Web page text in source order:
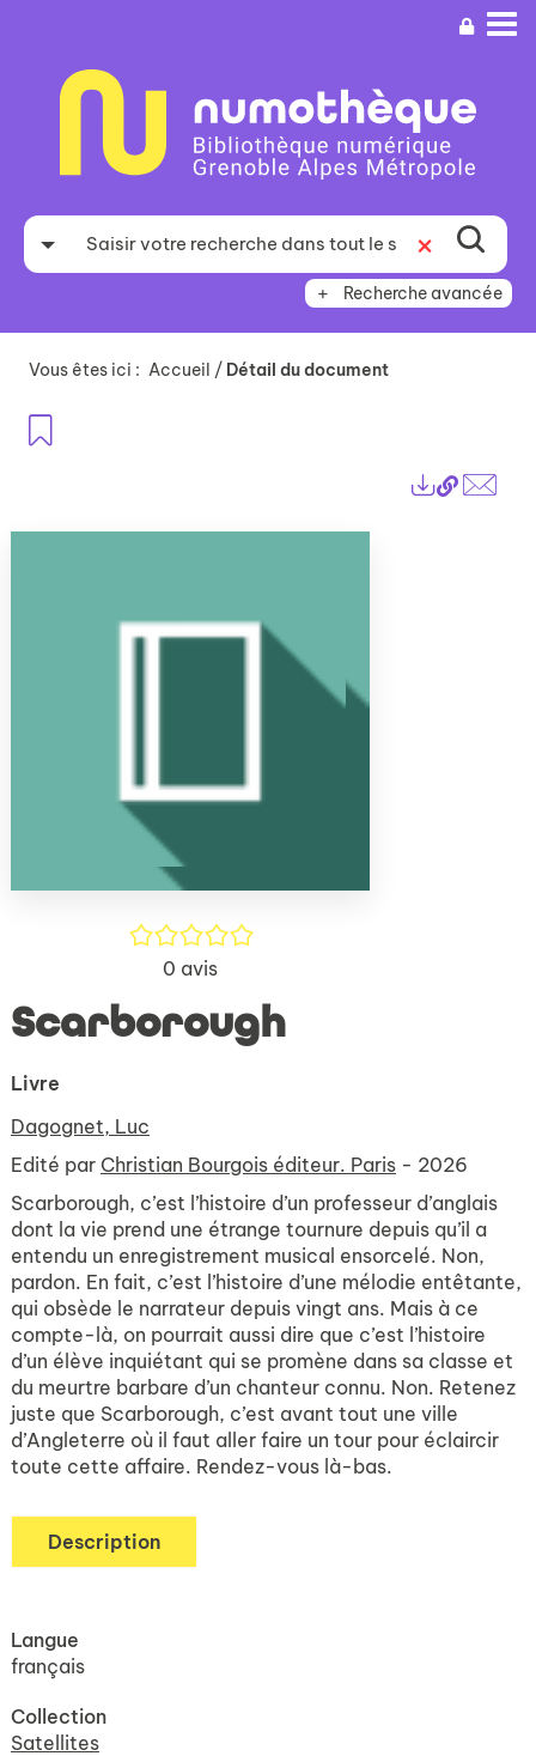
recherche
Recherche avancée
Vous êtes ici : Accueil / Détail du document
Lien
/5
0 avis
Scarborough
Livre
Dagognet, Luc
Edité par Christian Bourgois éditeur. Paris - 2026
Scarborough, c’est l’histoire d’un professeur d’anglais
dont la vie prend une étrange tournure depuis qu’il a
entendu un enregistrement musical ensorcelé. Non,
pardon. En fait, c’est l’histoire d’une mélodie entêtante,
qui obsède le narrateur depuis vingt ans. Mais à ce
compte-là, on pourrait aussi dire que c’est l’histoire
d’un élève inquiétant qui se promène dans sa classe et
du meurtre barbare d’un chanteur connu. Non. Retenez
juste que Scarborough, c’est avant tout une ville
d’Angleterre où il faut aller faire un tour pour éclaircir
toute cette affaire. Rendez-vous là-bas.
Description
Langue
français
Collection
Satellites